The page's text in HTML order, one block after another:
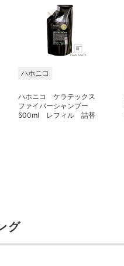
ハホニコ
ハホニコ ケラテックス
ファイバーシャンプー
500ml レフィル 詰替
グ